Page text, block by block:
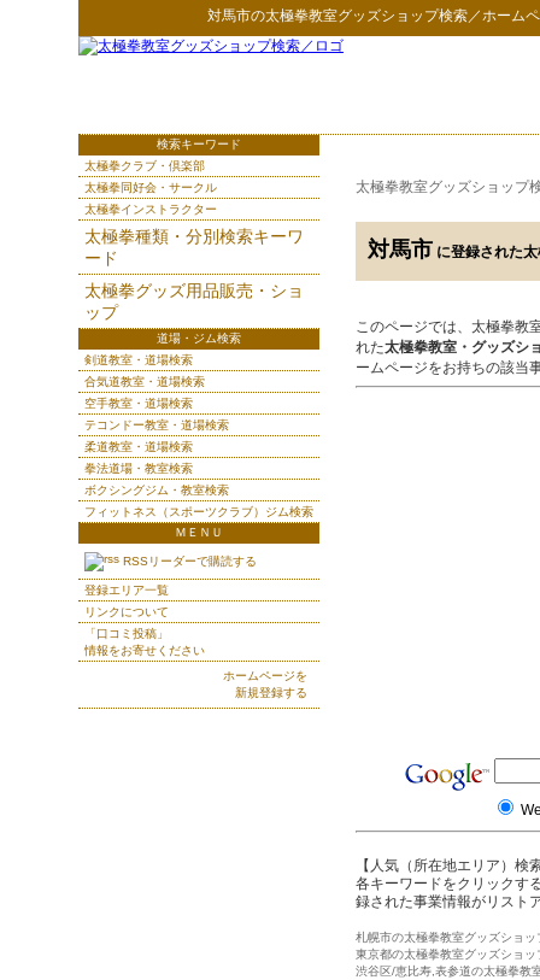
対馬市の太極拳教室グッズショップ検索／ホーム
太極拳教室グッズショップ
対馬市 に登録された
このページでは、太極拳教
れた太極拳教室・グッズシ
ームページをお持ちの該当
【人気（所在地エリア）検
各キーワードをクリックす
録された事業情報がリスト
札幌市の太極拳教室グッズショッ
東京都の太極拳教室グッズショッ
渋谷区/恵比寿,表参道の太極拳教
検索キーワード
太極拳クラブ・倶楽部
太極拳同好会・サークル
太極拳インストラクター
太極拳種類・分別検索キーワ
ード
太極拳グッズ用品販売・ショ
ップ
道場・ジム検索
剣道教室・道場検索
合気道教室・道場検索
空手教室・道場検索
テコンドー教室・道場検索
柔道教室・道場検索
拳法道場・教室検索
ボクシングジム・教室検索
フィットネス（スポーツクラブ）ジム検索
ＭＥＮＵ
RSSリーダーで購読する
登録エリア一覧
リンクについて
「口コミ投稿」
情報をお寄せください
ホームページを
新規登録する